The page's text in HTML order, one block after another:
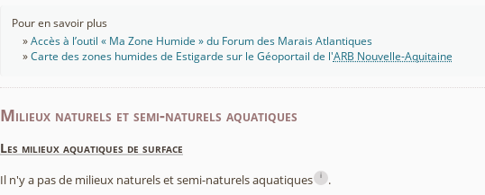
Pour en savoir plus
Accès à l’outil « Ma Zone Humide » du Forum des Marais Atlantiques
Carte des zones humides de Estigarde sur le Géoportail de l'ARB Nouvelle-Aquitaine
Milieux naturels et semi-naturels aquatiques
Les milieux aquatiques de surface
Il n'y a pas de milieux naturels et semi-naturels aquatiques i
.